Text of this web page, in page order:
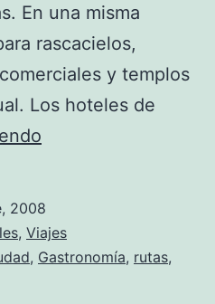
En una misma
rascacielos,
y templos
Los hoteles de
2008
, Viajes
, Gastronomía, rutas,